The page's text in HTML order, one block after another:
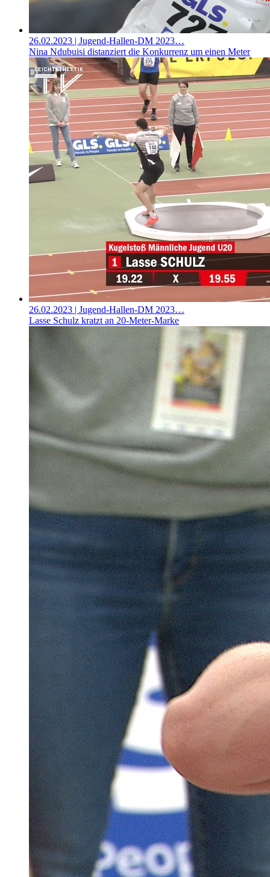
26.02.2023 | Jugend-Hallen-DM 2023…
Nina Ndubuisi distanziert die Konkurrenz um einen Meter
26.02.2023 | Jugend-Hallen-DM 2023…
Lasse Schulz kratzt an 20-Meter-Marke